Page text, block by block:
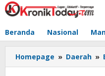
Lewati
ke
Beranda Nasional
Homepage » Daerah »